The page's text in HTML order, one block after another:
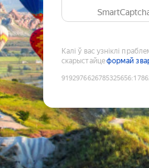
Калі ў вас узніклі
скарыстайцеформай
9192976626785325656: